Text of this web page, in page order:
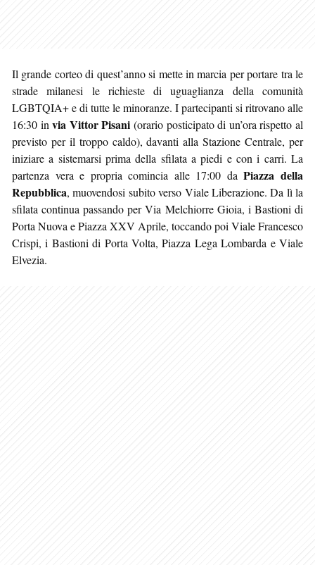
Il grande corteo di quest’anno si mette in marcia per portare tra le
strade milanesi le richieste di uguaglianza della comunità
LGBTQIA+ e di tutte le minoranze. I partecipanti si ritrovano alle
16:30 invia Vittor Pisani (orario posticipato di un’ora rispetto al
previsto per il troppo caldo), davanti alla Stazione Centrale, per
iniziare a sistemarsi prima della sfilata a piedi e con i carri. La
partenza vera e propria comincia alle 17:00 daPiazza della
Repubblica, muovendosi subito verso Viale Liberazione. Da lì la
sfilata continua passando per Via Melchiorre Gioia, i Bastioni di
Porta Nuova e Piazza XXV Aprile, toccando poi Viale Francesco
Crispi, i Bastioni di Porta Volta, Piazza Lega Lombarda e Viale
Elvezia.